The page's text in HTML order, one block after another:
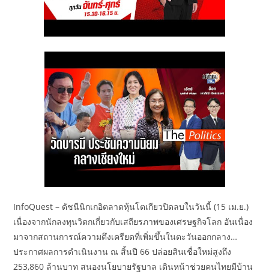
InfoQuest – ดัชนีนิกเกอิตลาดหุ้นโตเกียวปิดลบในวันนี้ (15 เม.ย.)
เนื่องจากนักลงทุนวิตกเกี่ยวกับเสถียรภาพของเศรษฐกิจโลก อันเนื่อง
มาจากสถานการณ์ความตึงเครียดที่เพิ่มขึ้นในตะวันออกกลาง…
ประกาศผลการดำเนินงาน ณ สิ้นปี 66 ปล่อยสินเชื่อใหม่สูงถึง
253,860 ล้านบาท สนองนโยบายรัฐบาล เดินหน้าช่วยคนไทยมีบ้าน